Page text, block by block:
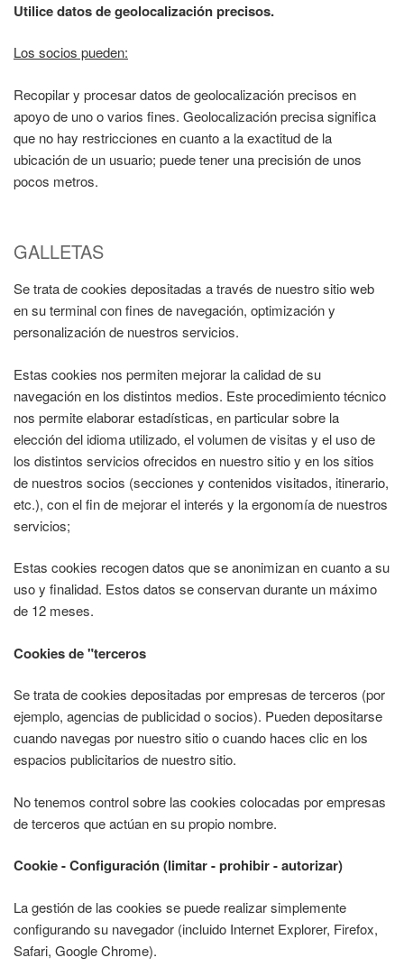
Utilice datos de geolocalización precisos.
Los socios pueden:
Recopilar y procesar datos de geolocalización precisos en
apoyo de uno o varios fines. Geolocalización precisa significa
que no hay restricciones en cuanto a la exactitud de la
ubicación de un usuario; puede tener una precisión de unos
pocos metros.
GALLETAS
Se trata de cookies depositadas a través de nuestro sitio web
en su terminal con fines de navegación, optimización y
personalización de nuestros servicios.
Estas cookies nos permiten mejorar la calidad de su
navegación en los distintos medios. Este procedimiento técnico
nos permite elaborar estadísticas, en particular sobre la
elección del idioma utilizado, el volumen de visitas y el uso de
los distintos servicios ofrecidos en nuestro sitio y en los sitios
de nuestros socios (secciones y contenidos visitados, itinerario,
etc.), con el fin de mejorar el interés y la ergonomía de nuestros
servicios;
Estas cookies recogen datos que se anonimizan en cuanto a su
uso y finalidad. Estos datos se conservan durante un máximo
de 12 meses.
Cookies de "terceros
Se trata de cookies depositadas por empresas de terceros (por
ejemplo, agencias de publicidad o socios). Pueden depositarse
cuando navegas por nuestro sitio o cuando haces clic en los
espacios publicitarios de nuestro sitio.
No tenemos control sobre las cookies colocadas por empresas
de terceros que actúan en su propio nombre.
Cookie - Configuración (limitar - prohibir - autorizar)
La gestión de las cookies se puede realizar simplemente
configurando su navegador (incluido Internet Explorer, Firefox,
Safari, Google Chrome).